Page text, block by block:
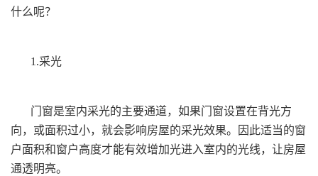
什么呢？
1.采光
门窗是室内采光的主要通道，如果门窗设置在背光方
向，或面积过小，就会影响房屋的采光效果。因此适当的窗
户面积和窗户高度才能有效增加光进入室内的光线，让房屋
通透明亮。